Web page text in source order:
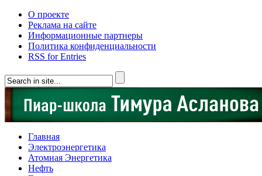
О проекте
Реклама на сайте
Информационные партнеры
Политика конфиденциальности
RSS for Entries
Главная
Электроэнергетика
Атомная Энергетика
Нефть